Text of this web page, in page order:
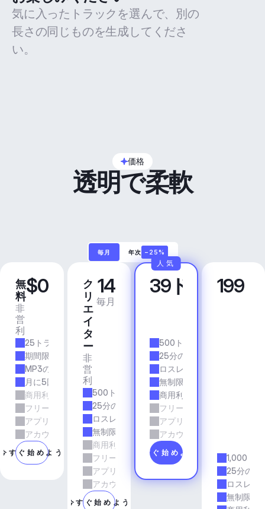
気に入ったトラックを選んで、別の
長さの同じものを生成してくださ
い。
価格
透明で柔軟
毎月 年次 −25%
無
料
非
営
利
$0
25トラック/月
期間限定
MP3の品質
月に5回のダウンロード
商用利用
フリーランスとエージェンシーの仕事
アプリとサービス
アカウントマネージャーのサポート
今すぐ始めよう
ク
リ
エ
イ
タ
ー
非
営
利
14
毎月
500トラック/月
25分の所要時間
ロスレス品質
無制限のダウンロード
商用利用
フリーランスとエージェンシーの仕事
アプリとサービス
アカウントマネージャーのサポート
今すぐ始めよう
プ
ロ
39ドル
500トラック/月
25分の所要時間
ロスレス品質
無制限のダウンロード
商用利用
フリーランスとエージェン
アプリとサービス
アカウントマネージャーの
今すぐ始めよう
人気
ビ
ジ
199
1,000ト
25分の所
ロスレス
無制限の